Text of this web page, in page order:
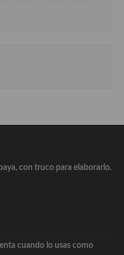
con truco para elaborarlo.
cuando lo usas como